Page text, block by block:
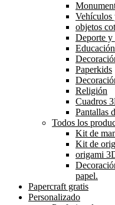
Vehículos
objetos
Deporte y
Paperkids
Religión
Cuadros
Pantallas
Todos los
Kit de
Kit de
origami
papel.
Papercraft gratis
Personalizado